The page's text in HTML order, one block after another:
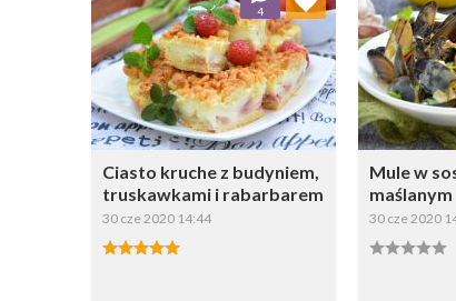
Ciasto kruche z budyniem,
truskawkami i rabarbarem
30 cze 2020 14:44
4
Wybierz listę:
Mule w
maślanym
30 cze 2020